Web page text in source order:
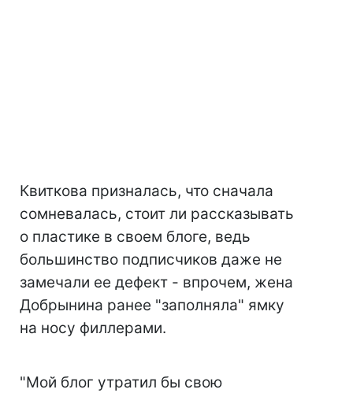
Квиткова призналась, что сначала
сомневалась, стоит ли рассказывать
о пластике в своем блоге, ведь
большинство подписчиков даже не
замечали ее дефект - впрочем, жена
Добрынина ранее "заполняла" ямку
на носу филлерами.
"Мой блог утратил бы свою